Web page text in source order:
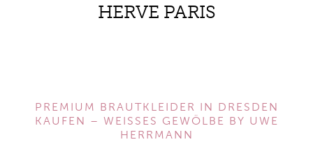
HERVE PARIS
PREMIUM BRAUTKLEIDER IN DRESDEN
KAUFEN – WEISSES GEWÖLBE BY UWE H
ERRMANN